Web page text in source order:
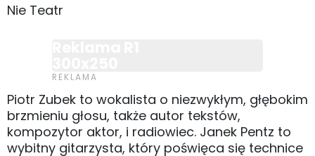
Nie Teatr
Piotr Zubek to wokalista o niezwykłym, głębokim
brzmieniu głosu, także autor tekstów,
kompozytor aktor, i radiowiec. Janek Pentz to
wybitny gitarzysta, który poświęca się technice